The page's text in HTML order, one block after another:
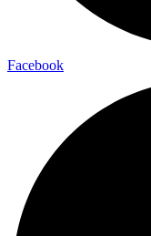
Facebook